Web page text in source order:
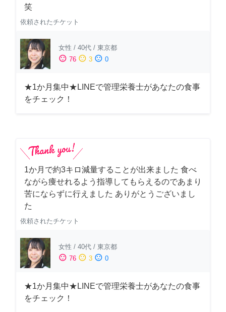
笑
依頼されたチケット
女性 / 40代 / 東京都
sentiment_satisfied 76 sentiment_neutral 3 sentiment_dissatisfied 0
★1か月集中★LINEで管理栄養士があなたの食事
をチェック！
1か月で約3キロ減量することが出来ました 食べ
ながら痩せれるよう指導してもらえるのであまり
苦にならずに行えました ありがとうございまし
た
依頼されたチケット
女性 / 40代 / 東京都
sentiment_satisfied 76 sentiment_neutral 3 sentiment_dissatisfied 0
★1か月集中★LINEで管理栄養士があなたの食事
をチェック！